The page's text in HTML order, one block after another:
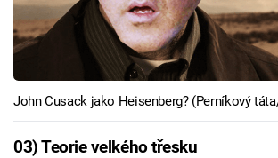
John Cusack jako Heisenberg? (Perníkový
03) Teorie velkého třesku